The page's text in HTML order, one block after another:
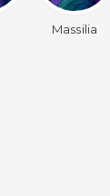
Massilia